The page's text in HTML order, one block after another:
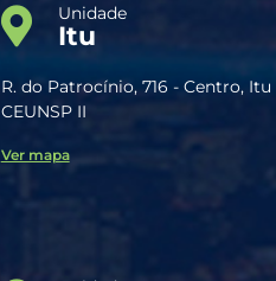
Unidade
Itu
R. do Patrocínio, 716 - Centro, Itu
CEUNSP II
Ver mapa